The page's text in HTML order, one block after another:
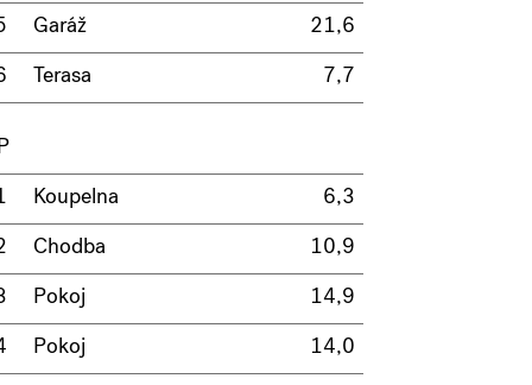
Garáž 21,6
Terasa 7,7
Koupelna 6,3
Chodba 10,9
Pokoj 14,9
Pokoj 14,0